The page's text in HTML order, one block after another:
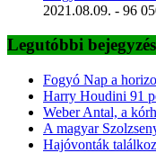
2021.08.09. - 96
Legutóbbi
Fogyó Nap a
Harry Houdini 91
Weber Antal, a
A magyar
Hajóvonták